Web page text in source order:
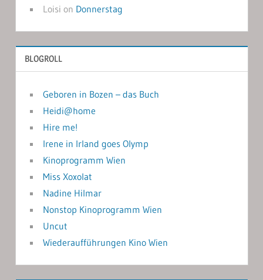
Loisi on Donnerstag
BLOGROLL
Geboren in Bozen – das Buch
Heidi@home
Hire me!
Irene in Irland goes Olymp
Kinoprogramm Wien
Miss Xoxolat
Nadine Hilmar
Nonstop Kinoprogramm Wien
Uncut
Wiederaufführungen Kino Wien